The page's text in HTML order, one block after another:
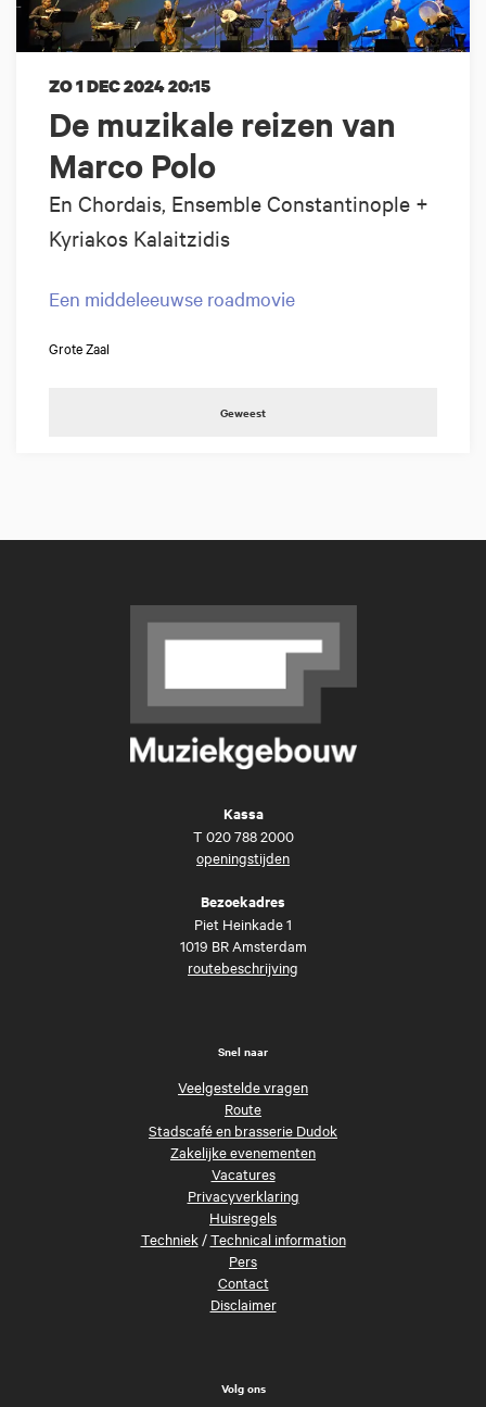
De muzikale reizen van
Marco Polo
En Chordais, Ensemble Constantinople +
Kyriakos Kalaitzidis
ZO 1 DEC 202420:15
Een middeleeuwse roadmovie
Grote Zaal
Geweest
Kassa
T 020 788 2000
openingstijden
Bezoekadres
Piet Heinkade 1
1019 BR Amsterdam
routebeschrijving
Snel naar
Veelgestelde vragen
Route
Stadscafé en brasserie Dudok
Zakelijke evenementen
Vacatures
Privacyverklaring
Huisregels
Techniek/Technical information
Pers
Contact
Disclaimer
Volg ons